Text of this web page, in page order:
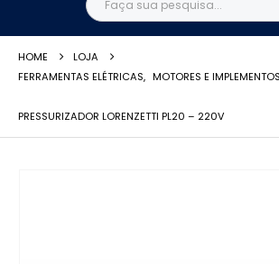
HOME
LOJA
FERRAMENTAS ELÉTRICAS, MOTORES E
PRESSURIZADOR LORENZETTI PL20 – 220V